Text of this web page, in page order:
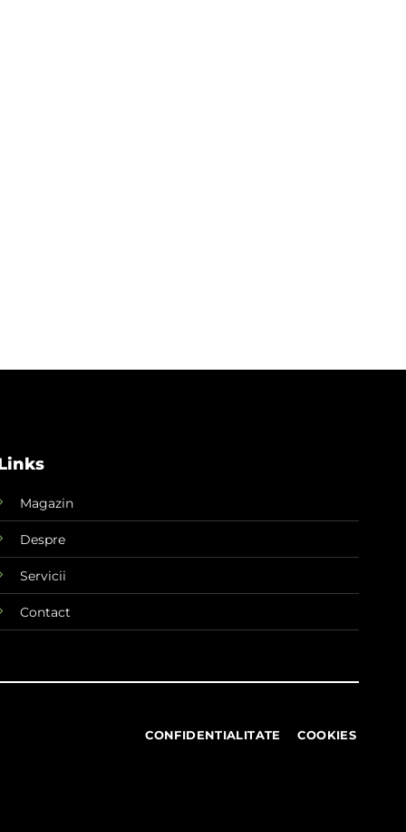
Magazin
Despre
Servicii
Contact
CONFIDENTIALITATE COOKIES